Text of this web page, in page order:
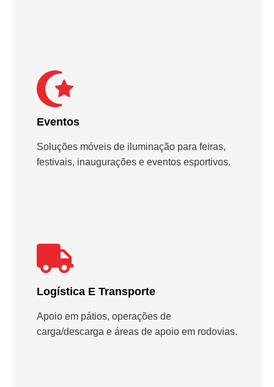
Eventos
Soluções móveis de iluminação para feiras,
festivais, inaugurações e eventos esportivos.
Logística E Transporte
Apoio em pátios, operações de
carga/descarga e áreas de apoio em rodovias.